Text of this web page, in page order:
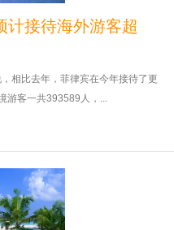
计接待海外游客超
相比去年，菲律宾在今年接待了更
游客一共393589人，...